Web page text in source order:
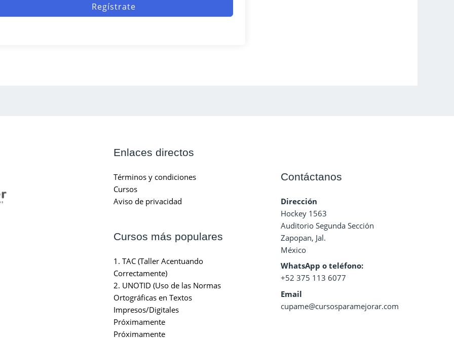
Regístrate
Enlaces directos
Términos y condiciones
Cursos
Aviso de privacidad
Cursos más populares
1. TAC (Taller Acentuando
Correctamente)
2. UNOTID (Uso de las Normas
Ortográficas en Textos
Impresos/Digitales
Próximamente
Próximamente
Contáctanos
Dirección
Hockey 1563
Auditorio Segunda Sección
Zapopan, Jal.
México
WhatsApp o teléfono:
+52 375 113 6077
Email
cupame@cursosparamejorar.com